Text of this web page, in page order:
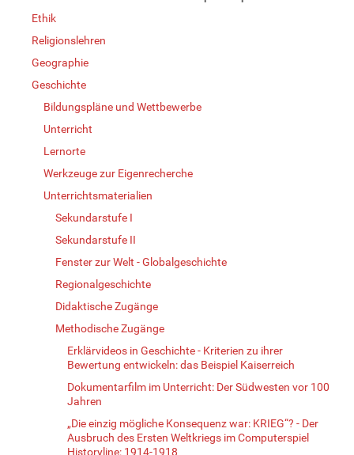
Ethik
Religionslehren
Geographie
Geschichte
Bildungspläne und Wettbewerbe
Unterricht
Lernorte
Werkzeuge zur Eigenrecherche
Unterrichtsmaterialien
Sekundarstufe I
Sekundarstufe II
Fenster zur Welt - Globalgeschichte
Regionalgeschichte
Didaktische Zugänge
Methodische Zugänge
Erklärvideos in Geschichte - Kriterien zu ihrer
Bewertung entwickeln: das Beispiel Kaiserreich
Dokumentarfilm im Unterricht: Der Südwesten vor 100
Jahren
„Die einzig mögliche Konsequenz war: KRIEG“? - Der
Ausbruch des Ersten Weltkriegs im Computerspiel
Historyline: 1914-1918